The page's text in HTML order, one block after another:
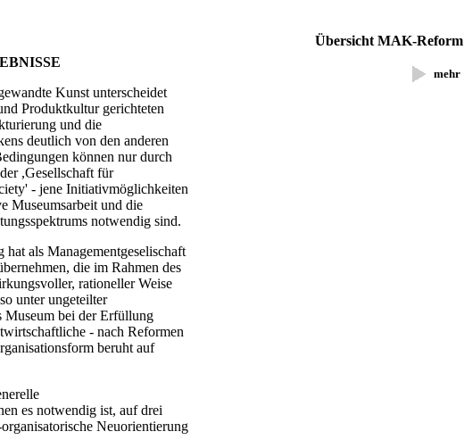
Kunst unterscheidet
Produktkultur gerichteten
und die
deutlich von den anderen
können nur durch
,Gesellschaft für
- jene Initiativmöglichkeiten
Museumsarbeit und die
notwendig sind.
als Managementgeselischaft
die im Rahmen des
rationeller Weise
unter ungeteilter
Museum bei der Erfüllung
- nach Reformen
beruht auf
es notwendig ist, auf drei
Neuorientierung
Übersicht MAK-Reform
mehr